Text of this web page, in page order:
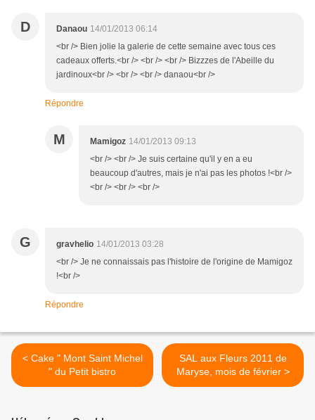
D Danaou 14/01/2013 06:14
<br /> Bien jolie la galerie de cette semaine avec tous ces
cadeaux offerts.<br /> <br /> <br /> Bizzzes de l'Abeille du
jardinoux<br /> <br /> <br /> danaou<br />
Répondre
M Mamigoz 14/01/2013 09:13
<br /> <br /> Je suis certaine qu'il y en a eu
beaucoup d'autres, mais je n'ai pas les photos !<br />
<br /> <br /> <br />
G gravhelio 14/01/2013 03:28
<br /> Je ne connaissais pas l'histoire de l'origine de Mamigoz
!<br />
Répondre
< Cake " Mont Saint Michel
" du Petit bistro
SAL aux Fleurs 2011 de
Maryse, mois de février >